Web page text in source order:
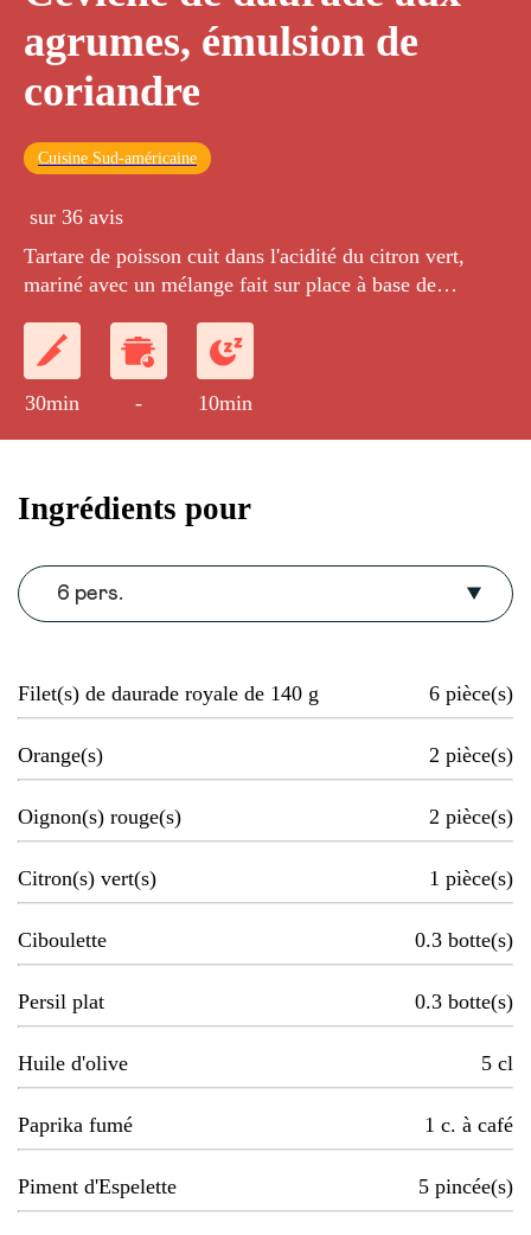
agrumes, émulsion de
coriandre
Cuisine Sud-américaine
sur 36 avis
Tartare de poisson cuit dans l'acidité du citron vert,
mariné avec un mélange fait sur place à base de
émulsion de coriandre et citron vert.
30min - 10min
Ingrédients pour
6 pers.
Filet(s) de daurade royale de 140 g 6 pièce(s)
Orange(s) 2 pièce(s)
Oignon(s) rouge(s) 2 pièce(s)
Citron(s) vert(s) 1 pièce(s)
Ciboulette 0.3 botte(s)
Persil plat 0.3 botte(s)
Huile d'olive 5 cl
Paprika fumé 1 c. à café
Piment d'Espelette 5 pincée(s)